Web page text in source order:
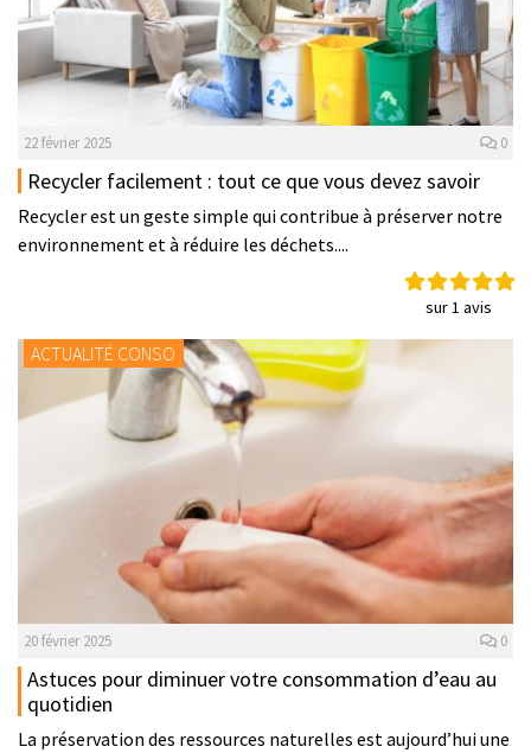
22 février 2025 0
Recycler facilement : tout ce que vous devez savoir
Recycler est un geste simple qui contribue à préserver notre
environnement et à réduire les déchets....
sur 1 avis
ACTUALITÉ CONSO
20 février 2025 0
Astuces pour diminuer votre consommation d’eau au
quotidien
La préservation des ressources naturelles est aujourd’hui une